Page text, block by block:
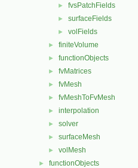
► fvsPatchFields
► surfaceFields
► volFields
► finiteVolume
► functionObjects
► fvMatrices
► fvMesh
► fvMeshToFvMesh
► interpolation
► solver
► surfaceMesh
► volMesh
► functionObjects